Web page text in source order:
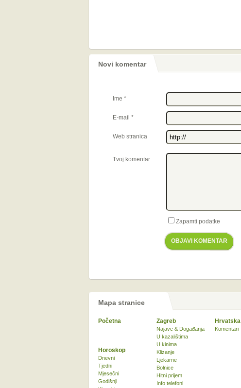
Novi komentar
Ime *
E-mail *
Web stranica
Tvoj komentar
Zapamti podatke
OBJAVI KOMENTAR
Mapa stranice
Početna Zagreb
Najave & Događanja
U kazalištima
U kinima
Klizanje
Ljekarne
Bolnice
Hitni prijem
Info telefoni
Hrvatska
Komentari
Horoskop
Dnevni
Tjedni
Mjesečni
Godišnji